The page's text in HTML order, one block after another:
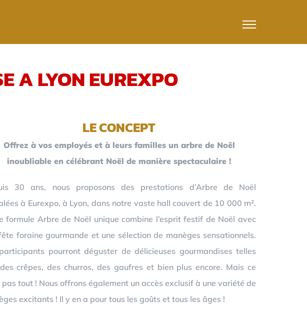
A LYON EUREXPO
LE CONCEPT
Offrez à vos employés et à leurs familles un arbre de Noël
inoubliable en célébrant Noël de manière spectaculaire !
30 ans, nous proposons des prestations d’Arbre de Noël
à Eurexpo, à Lyon, dans notre vaste hall couvert de 10 000 m².
formule Arbre de Noël unique combine l’esprit festif de Noël avec
foraine gourmande et une sélection de manèges sensationnels.
pourront déguster de délicieuses gourmandises telles
crêpes, des churros, des gaufres et bien plus encore. Mais ce
pas tout ! Nous offrons également un accès exclusif à une variété de
excitants ! Il y en a pour tous les goûts et tous les âges !